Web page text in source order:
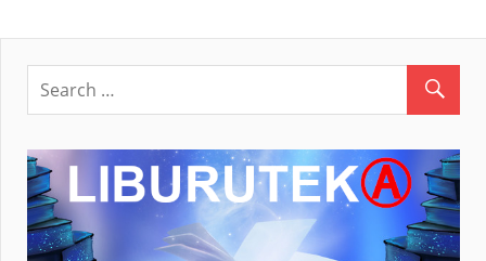
entradas